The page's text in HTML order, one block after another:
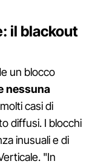
il blackout
un blocco
nessuna
casi di
diffusi. I blocchi
inusuali e di
"In